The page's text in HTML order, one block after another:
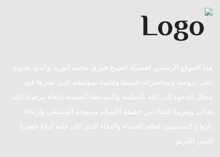
هذا الموقع الرسمي لفضيلة الشيخ فوزي محمد أبوزيد والذي يحتوى
على دروسه ومحاضراته الدينية وقائمة بمؤلفاته التي نشرها في
مجال الدعوة إلى الله بالحكمة والموعظة الحسنة ابتغاء مرضاة الله
تعالى وتقريبا للعباد من حقيقة الإسلام ومنهجه الوسطي وارتقاء
بأرواح المسلمين لعالم الصفاء والنقاء الذي كان عليه أتباع حضرة
النبي الكريم.